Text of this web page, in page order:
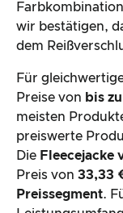
wir bestätigen,
dem
Für
Preise von bis
meisten
preiswerte
Die Fleecejacke
Preis von 33,33
Preissegment.